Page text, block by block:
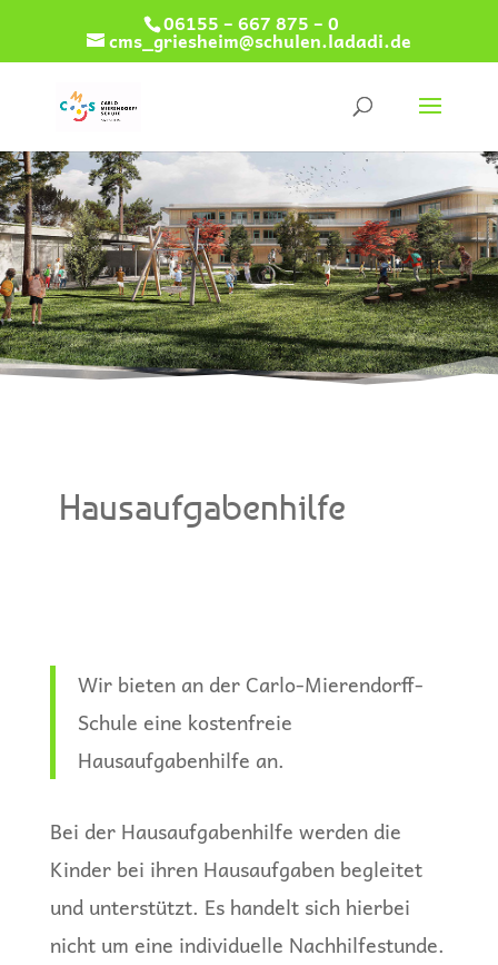
06155 – 667 875 – 0
cms_griesheim@schulen.ladadi.de
Hausaufgabenhilfe
Wir bieten an der Carlo-Mierendorff-
Schule eine kostenfreie
Hausaufgabenhilfe an.
Bei der Hausaufgabenhilfe werden die
Kinder bei ihren Hausaufgaben begleitet
und unterstützt. Es handelt sich hierbei
nichtum eine individuelle Nachhilfestunde.